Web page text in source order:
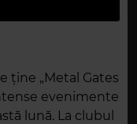
ține „Metal Gates
evenimente
lună. La clubul